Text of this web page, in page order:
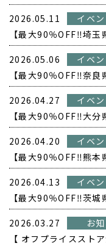
2026.05.11
イベ
2026.05.06
イベ
2026.04.27
イベ
2026.04.20
イベ
2026.04.13
イベ
2026.03.27
お
【 オフプライススト